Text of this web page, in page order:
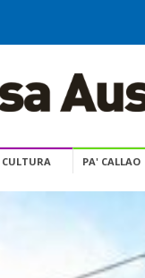
CULTURA PA' CALLAO